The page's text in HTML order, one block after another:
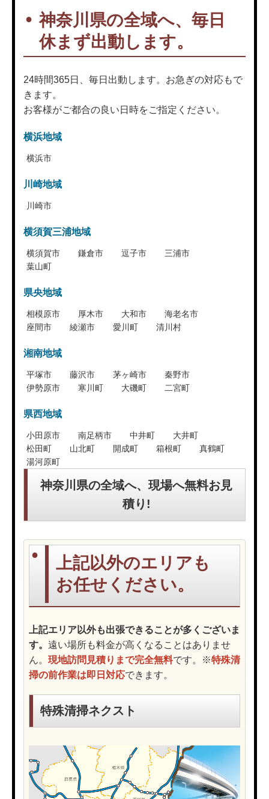
神奈川県の全域へ、毎日
休まず出動します。
24時間365日、毎日出動します。お急ぎの対応もで
きます。
お客様がご都合の良い日時をご指定ください。
横浜地域
横浜市
川崎地域
川崎市
横須賀三浦地域
横須賀市 鎌倉市 逗子市
三浦市
葉山町
県央地域
相模原市 厚木市 大和市
海老名市
座間市
綾瀬市 愛川町 清川村
湘南地域
平塚市 藤沢市 茅ヶ崎市
秦野市
伊勢原市
寒川町 大磯町 二宮町
県西地域
小田原市 南足柄市 中井町
大井町
松田町
山北町 開成町 箱根町
真鶴町
湯河原町
神奈川県の全域へ、現場へ無料お見
積り!
上記以外のエリアも
お任せください。
上記エリア以外も出張できることが多くございま
す。 遠い場所も料金が高くなることはありませ
ん。 現地訪問見積りまで完全無料です。※特殊清
掃の前作業は即日対応できます。
特殊清掃ネクスト